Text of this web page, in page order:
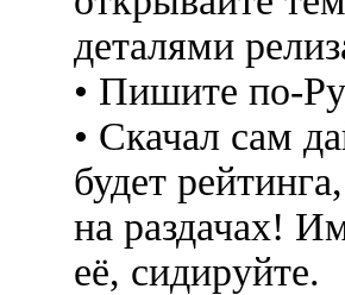
деталями
• Пишите по-
• Скачал сам
будет
на раздачах!
её, сидируйте.